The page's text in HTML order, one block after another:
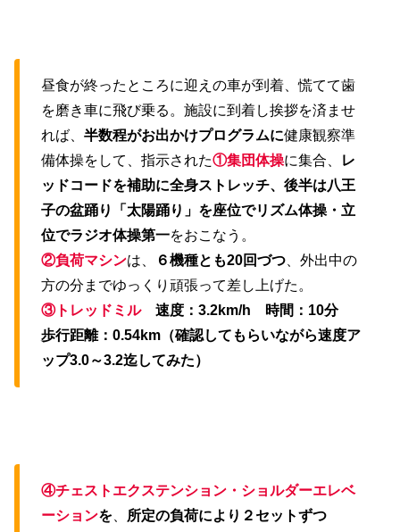
昼食が終ったところに迎えの車が到着、慌てて歯
を磨き車に飛び乗る。施設に到着し挨拶を済ませ
れば、 半数程がお出かけプログラムに健康観察準
備体操をして、指示された①集団体操に集合、
レ
ッドコードを補助に全身ストレッチ、後半は八王
子の盆踊り「太陽踊り」を座位でリズム体操・立
位でラジオ体操第一をおこなう。
②負荷マシンは、 ６機種とも20回づつ 、外出中の
方の分までゆっくり頑張って差し上げた。
③トレッドミル
速度：3.2km/h 時間：10分
歩行距離：0.54km（確認してもらいながら速度ア
ップ3.0～3.2迄してみた）
④チェストエクステンション・ショルダーエレベ
ーションを、 所定の負荷により２セットずつ